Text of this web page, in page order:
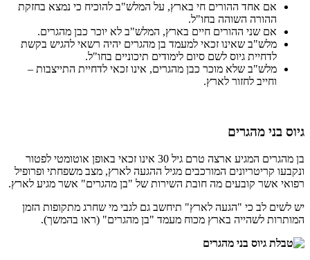
אם אחד ההורים חי בארץ, על המלש"ב להוכיח כי נמצא בחזקת
ההורה השוהה בחו"ל.
אם שני ההורים חיים בארץ, המלש"ב לא יוכר כבן מהגרים.
מלש"ב שאינו זכאי למעמד בן מהגרים יהיה רשאי להגיש בקשת
לדחיית גיוס לשם סיום לימודים תיכוניים בחו"ל.
מלש"ב שלא מוכר כבן מהגרים, אינו זכאי לדחיית התייצבות –
וחייב לחזור לארץ.
גיוס בני מהגרים
בן מהגרים המגיע ארצה טרם גיל 30 אינו זכאי באופן אוטומטי לפטור
ונקבעו קריטריונים המורכבים מגיל ההגעה לארץ, מצב משפחתי ופרופיל
רפואי אשר קובעים מה חובת השירות של "בן מהגרים" אשר מגיע לארץ.
יש לשים לב כי "הגעה לארץ" תיחשב גם לגבי מי שחרג מתקופות הזמן
המותרות לשהייה בארץ מכוח מעמד "בן מהגרים" (ראו בהמשך).